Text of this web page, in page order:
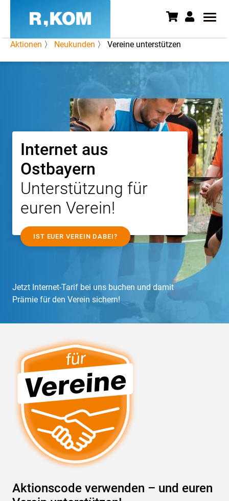
Aktionen 〉 Neukunden 〉 Vereine unterstützen
Vereine werben Kunden | Jetzt
Internet aus
Ostbayern
Unterstützung für
euren Verein!
IST EUER VEREIN DABEI?
Jetzt Internet-Tarif bei uns buchen und damit
Prämie für den Verein sichern!
Aktionscode verwenden – und euren